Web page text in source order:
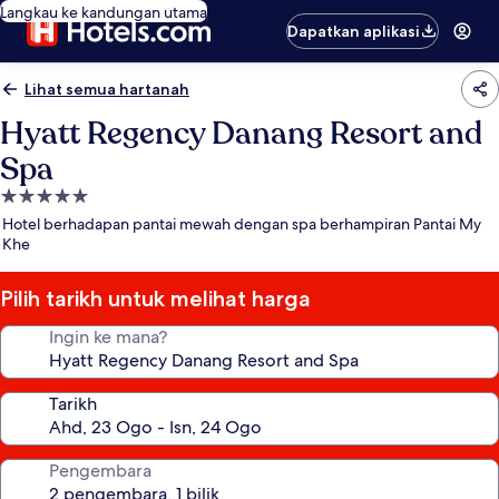
Langkau ke kandungan utama
Dapatkan aplikasi
Lihat semua hartanah
Hyatt Regency Danang Resort and
Spa
Hartanah
5.0
bintang
Hotel berhadapan pantai mewah dengan spa berhampiran Pantai My
Khe
Pilih tarikh untuk melihat harga
Ingin ke mana?
Tarikh
Pengembara